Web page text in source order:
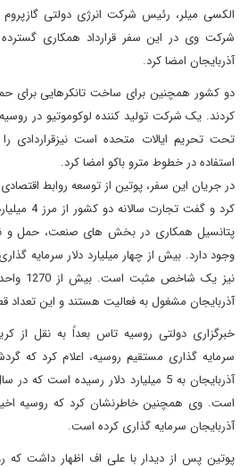
الکسی میلر، رئیس شرکت انرژی دولتی
شرکت وی در این سفر قرارداد همکاری
آذربایجان امضا کرد.
دو کشور همچنین برای ساخت تانکرهایی برای
کردند. یک شرکت تولید کننده لوکوموتیو در
تحت تحریم ایالات متحده است نیزقراردادی
استفاده در خطوط مترو باکو امضا کرد.
در جریان این سفر، پوتین از توسعه روابط
کرد و گفت
پتانسیل همکاری در بخش های صنعت، حمل و
وجود دارد. بیش از چهار میلیارد دلار سرمایه
نیز یک
آذربایجان مشغول به فعالیت هستند و این
خبرگزاری دولتی روسیه تاس بعداً به نقل از
سرمایه گذاری مستقیم روسیه، اعلام کرد که
آذربایجان سرمایه گذاری کرده است.
پوتین پس از دیدار با علی اف اظهار داشت که